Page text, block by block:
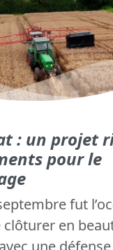
: un projet
pour le
fut
clôturer en
une